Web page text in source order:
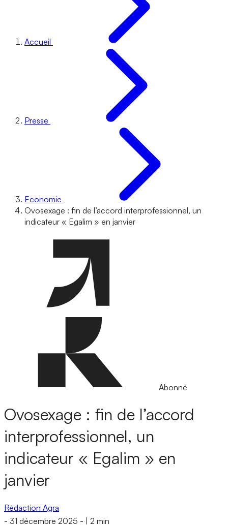
Accueil
Presse
Economie
Ovosexage : fin de l’accord interprofessionnel, un
indicateur « Egalim » en janvier
Abonné
Ovosexage : fin de l’accord
interprofessionnel, un
indicateur « Egalim » en
janvier
Rédaction Agra
- 31 décembre 2025 - 2 min